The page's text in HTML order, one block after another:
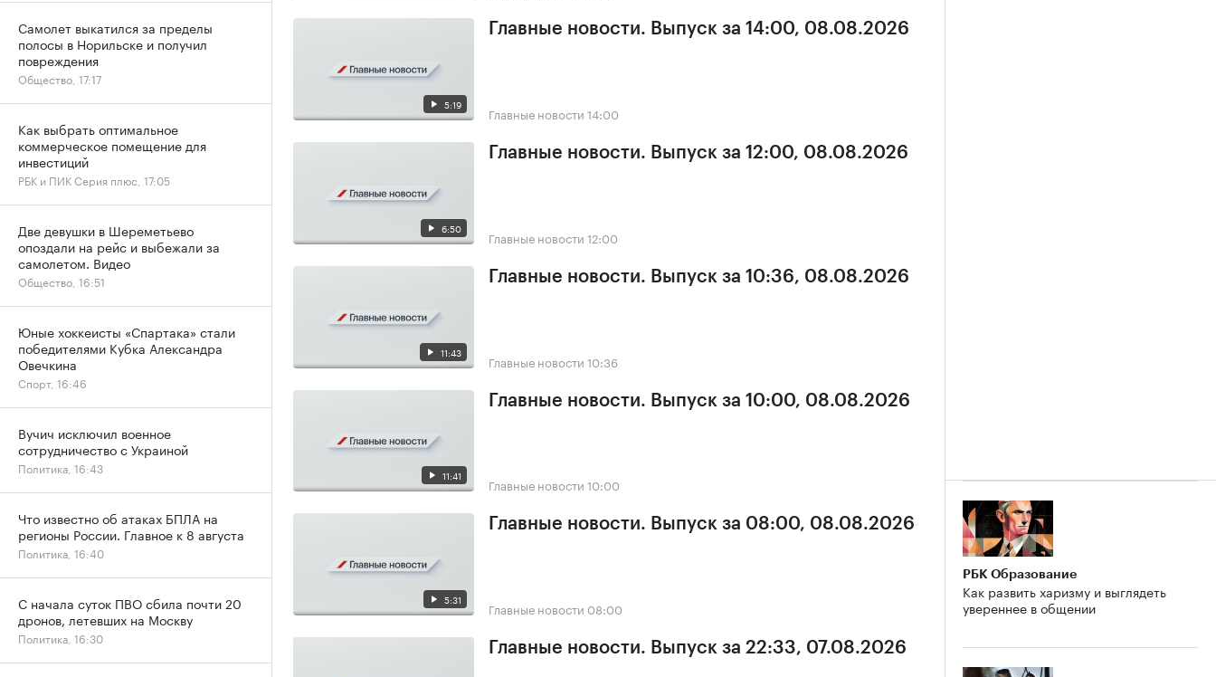
5:19
Главные новости. Выпуск за 14:00, 08.08.2026
Главные новости 14:00
6:50
Главные новости. Выпуск за 12:00, 08.08.2026
Главные новости 12:00
11:43
Главные новости. Выпуск за 10:36, 08.08.2026
Главные новости 10:36
11:41
Главные новости. Выпуск за 10:00, 08.08.2026
Главные новости 10:00
5:31
Главные новости. Выпуск за 08:00, 08.08.2026
Главные новости 08:00
Главные новости. Выпуск за 22:33, 07.08.2026
РБК Образование
Как развить харизму и выглядеть
увереннее в общении
Самолет выкатился за пределы
полосы в Норильске и получил
повреждения
Общество, 17:17
Как выбрать оптимальное
коммерческое помещение для
инвестиций
РБК и ПИК Серия плюс, 17:05
Две девушки в Шереметьево
опоздали на рейс и выбежали за
самолетом. Видео
Общество, 16:51
Юные хоккеисты «Спартака» стали
победителями Кубка Александра
Овечкина
Спорт, 16:46
Вучич исключил военное
сотрудничество с Украиной
Политика, 16:43
Что известно об атаках БПЛА на
регионы России. Главное к 8 августа
Политика, 16:40
С начала суток ПВО сбила почти 20
дронов, летевших на Москву
Политика, 16:30